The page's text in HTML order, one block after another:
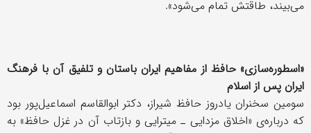
می‌بیند، طاقتش تمام می‌شود».
«اسطوره‌سازی» حافظ از مفاهیم ایران باستان و تلفیق آن با فرهنگ
ایران پس از اسلام
سومین سخنران یادروز حافظ شیراز، دکتر ابوالقاسم اسماعیل‌پور بود
که درباره‌ی «اخلاق مزدایی ـ میترایی و بازتاب آن در غزل حافظ» به